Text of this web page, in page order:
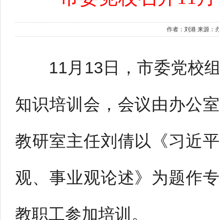
作者：刘港 来源：
11月13日，市委党校组
知识培训会，会议由办公
教研室主任刘倩以《习近
观、事业观论述》为题作
教职工参加培训。